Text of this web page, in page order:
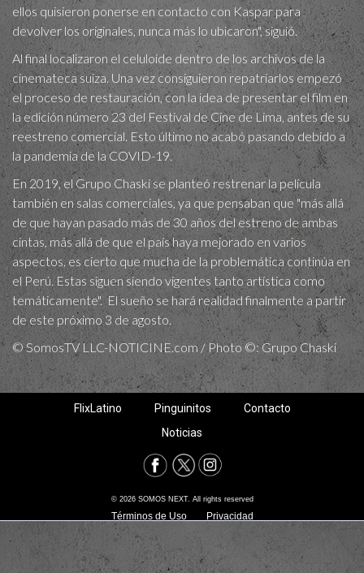
ellos quisieron ponerse en contacto con Kaspar para
devolver los originales, nunca más lo ubicaron", siguió.
Al final localizaron el celuloide dentro de los archivos de la
cinemateca suiza. Una vez consiguieron repatriarlos empezó
el proceso de restauración, con la idea de presentar el film en
la edición número 23 del Festival de Cine de Lima, antes de su
reestreno comercial. Esto último no acabó pasando debido a
la pandemia de la COVID-19.
En 2019, el Grupo Chaski se planteó restrenar la película
también en salas comerciales, ya que pensaban que "más allá
de que hayan pasado más de 30 años del estreno de ambas
cintas, más allá de que el país haya mejorado en varios
aspectos, es cierto que mucha de la problemática continúa en
el Perú. Estas siguen siendo vigentes tanto artística como
temáticamente". El sueño se hará realidad finalmente a partir
de este próximo 3 de agosto.
© SomosTV LLC-NOTICINE.com / Photo ©: Grupo Chaski
FlixLatino Pinguinitos
Contacto
Noticias
© 2026 SOMOS NEXT. All rights reserved
Términos de Uso Privacidad